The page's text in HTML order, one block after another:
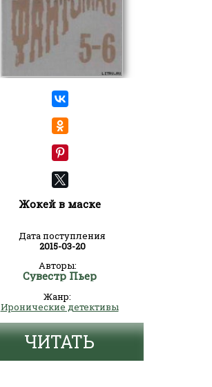
Жокей в маске
Дата поступления
2015-03-20
Авторы:
Сувестр Пьер
Жанр:
Иронические детективы
ЧИТАТЬ